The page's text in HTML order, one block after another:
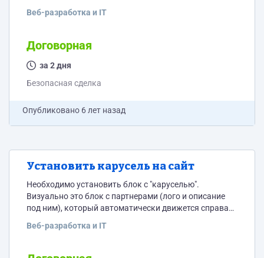
remontdesign.pro (сайт только под мобильные)
Веб-разработка и IT
Договорная
за 2 дня
Безопасная сделка
Опубликовано 6 лет назад
Установить карусель на сайт
Необходимо установить блок с "каруселью".
Визуально это блок с партнерами (лого и описание
под ним), который автоматически движется справа
останавливается. Схема в описании. Не должен
подтормаживаний. Ширина карусели = ширина
Веб-разработка и IT